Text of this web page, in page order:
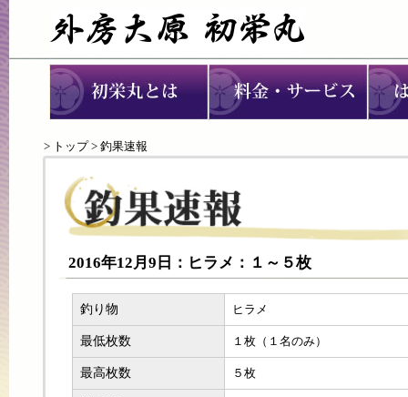
> トップ> 釣果速報
2016年12月9日：ヒラメ：１～５枚
釣り物 ヒラメ
最低枚数 １枚（１名のみ）
最高枚数 ５枚